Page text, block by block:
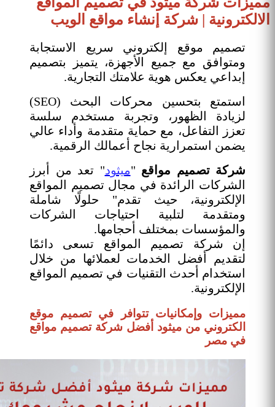
الالكترونية | شركة إنشاء مواقع الويب
تصميم موقع إلكتروني سريع الاستجابة
ومتوافق مع جميع الأجهزة، يتميز بتصميم
إبداعي يعكس هوية علامتك التجارية.
استمتع بتحسين محركات البحث (SEO)
لزيادة الظهور، وتجربة مستخدم سلسة
تعزز التفاعل، مع حماية متقدمة وأداء عالي
يضمن استمرارية نجاح أعمالك الرقمية.
شركة تصميم مواقع "ميثود" تعد من أبرز
الشركات الرائدة في مجال تصميم المواقع
الإلكترونية، حيث تقدم" حلولًا شاملة
ومتقدمة لتلبية احتياجات الشركات
والمؤسسات بمختلف أحجامها.
إن شركة تصميم المواقع تسعى دائمًا
لتقديم أفضل الخدمات لعملائها من خلال
استخدام أحدث التقنيات في تصميم المواقع
الإلكترونية.
مميزات وإمكانيات تتوافر في تصميم موقع
الكتروني من ميثود أفضل شركة تصميم مواقع
في مصر